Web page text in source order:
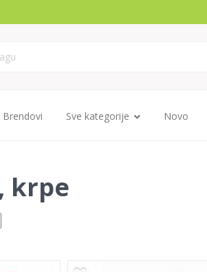
Brendovi Sve kategorije Novo
krpe